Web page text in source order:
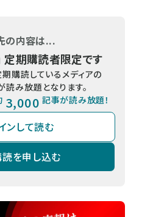
の内容は...
定期購読者限定です
期購読しているメディアの
み放題となります。
3,000 記事が読み放題！
ンして読む
を申し込む